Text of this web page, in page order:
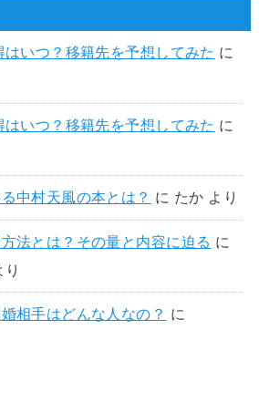
いつ？移籍先を予想してみた に
いつ？移籍先を予想してみた に
中村天風の本とは？ に たか より
法とは？その量と内容に迫る に
り
相手はどんな人なの？ に